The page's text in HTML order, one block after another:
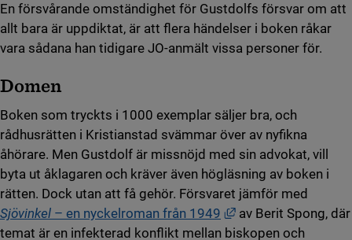
En försvårande omständighet för Gustdolfs försvar om att
allt bara är uppdiktat, är att flera händelser i boken råkar
vara sådana han tidigare JO-anmält vissa personer för.
Domen
Boken som tryckts i 1000 exemplar säljer bra, och
rådhusrätten i Kristianstad svämmar över av nyfikna
åhörare. Men Gustdolf är missnöjd med sin advokat, vill
byta ut åklagaren och kräver även högläsning av boken i
rätten. Dock utan att få gehör. Försvaret jämför med
Sjövinkel – en nyckelroman från 1949 Länk till annan
av Berit Spong, där
temat är en infekterad konflikt mellan biskopen och